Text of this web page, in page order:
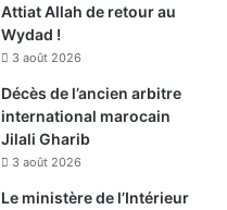
Attiat Allah de retour au
Wydad !
3 août 2026
Décès de l’ancien arbitre
international marocain
Jilali Gharib
3 août 2026
Le ministère de l’Intérieur